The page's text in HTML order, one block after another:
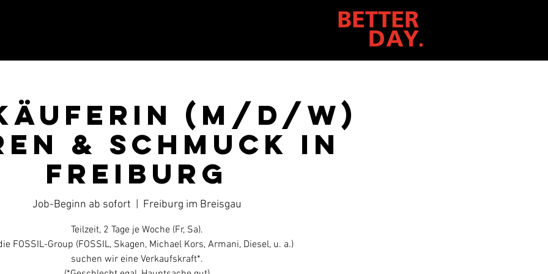
(m/d/w)
& Schmuck in
Freiburg
Job-Beginn ab sofort Freiburg im Breisgau
Teilzeit, 2 Tage je Woche (Fr, Sa).
FOSSIL-Group (FOSSIL, Skagen, Michael Kors, Armani, Diesel, u. a.)
suchen wir eine Verkaufskraft*.